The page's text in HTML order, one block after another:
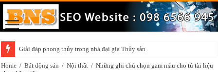
Giải đáp phong thủy trong nhà đại gia Thủy sản
Những điều cần chú ý khi trang trí vật phẩm phong thủy trong nhà
Home / Bất động sản / Nội thất / Những ghi chú chọn gam màu cho tủ tài liệu